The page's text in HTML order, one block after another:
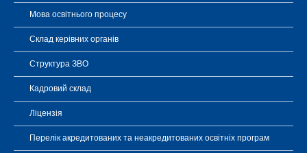
Мова освітнього процесу
Склад керівних органів
Структура ЗВО
Кадровий склад
Ліцензія
Перелік акредитованих та неакредитованих освітніх програм